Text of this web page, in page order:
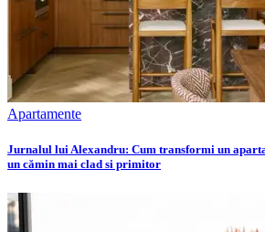
Apartamente
Jurnalul lui Alexandru: Cum transformi un
un cămin mai clad si primitor